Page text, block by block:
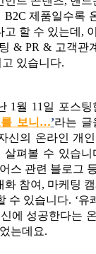
B2C제품일수록
할 수 있는데 ,
& PR & 고객관
있습니다.
1월 11일 포스팅
보니…’라는 글
신의 온라인 개
살펴볼 수 있습니
스 관련 블로그
화 참여 , 마케팅
수 있습니다. ‘유
에 성공한다는
는데요.